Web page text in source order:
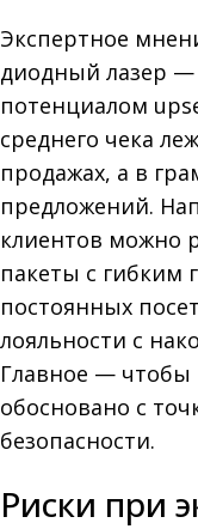
Экспертное
диодный лазер —
потенциалом
среднего чека
продажах, а в
предложений.
клиентов можно
пакеты с гибким
постоянных
лояльности с
Главное — чтобы
обосновано с
безопасности.
Риски при